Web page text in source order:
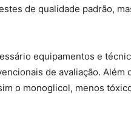
de qualidade padrão,
equipamentos e
de avaliação.
o monoglicol, menos